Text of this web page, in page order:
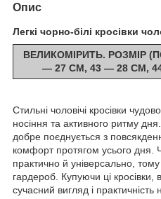
Опис
Легкі чорно-білі кросівки
ВЕЛИКОМІРИТЬ. РОЗМІР
— 27 СМ, 43 — 28 СМ,
Стильні чоловічі кросівки
носіння та активного ритму
добре поєднується з
комфорт протягом усього дня.
практично й універсально,
гардероб. Купуючи ці кросівки,
сучасний вигляд і практичність